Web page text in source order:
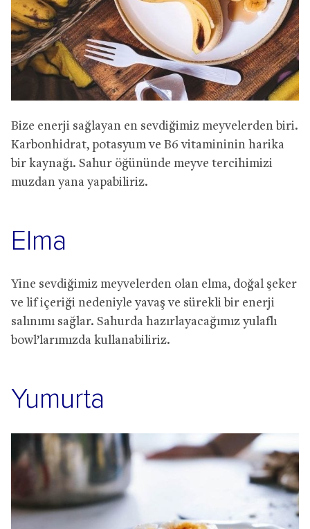
Bize enerji sağlayan en sevdiğimiz meyvelerden biri.
Karbonhidrat, potasyum ve B6 vitamininin harika
bir kaynağı. Sahur öğününde meyve tercihimizi
muzdan yana yapabiliriz.
Elma
Yine sevdiğimiz meyvelerden olan elma, doğal şeker
ve lif içeriği nedeniyle yavaş ve sürekli bir enerji
salınımı sağlar. Sahurda hazırlayacağımız yulaflı
bowl’larımızda kullanabiliriz.
Yumurta